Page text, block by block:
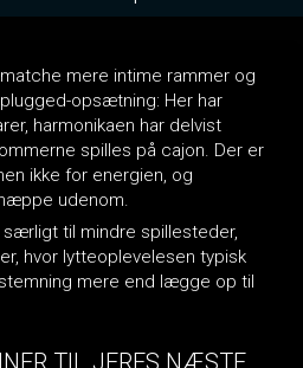
mere intime rammer og
opsætning: Her har
harmonikaen har delvist
spilles på cajon. Der er
ikke for energien, og
udenom.
til mindre spillesteder,
hvor lytteoplevelesen typisk
mere end lægge op til
TIL JERES NÆSTE